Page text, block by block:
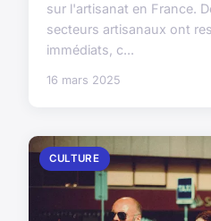
sur l'artisanat en France.
secteurs artisanaux ont
immédiats, c...
16 mars 2025
CULTURE